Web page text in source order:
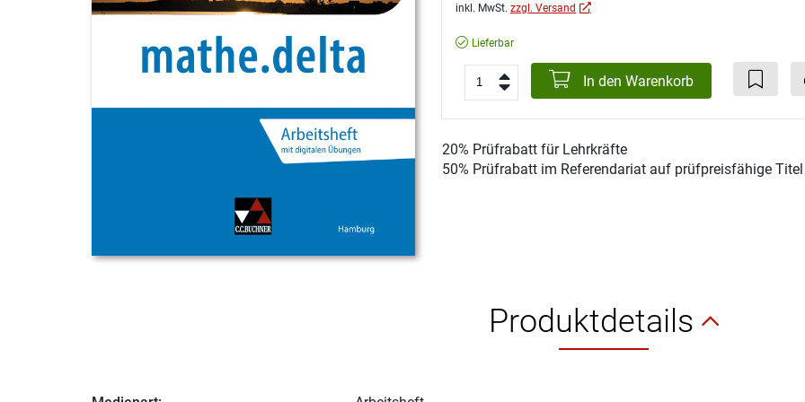
inkl. MwSt. zzgl. Versand
Lieferbar
In den Warenkorb
20% Prüfrabatt für Lehrkräfte
50% Prüfrabatt im Referendariat auf prüfpreisfähige
Produktdetails